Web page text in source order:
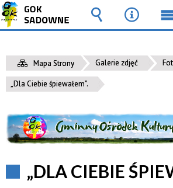
Mapa Strony Galerie zdjęć
„Dla Ciebie śpiewałem”.
„DLA CIEBIE